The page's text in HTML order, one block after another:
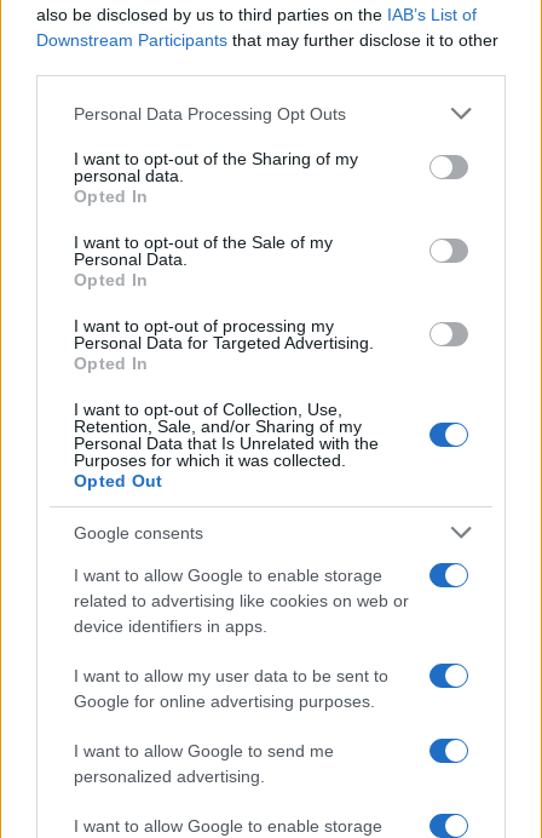
also be disclosed by us to third parties on the IAB’s List of
Downstream Participants that may further disclose it to other
Please note that this website/app uses one or more Google
not limited to your visit or usage behaviour. You may click to
grant or deny consent to Google and its third-party tags to
use your data for below specified purposes in below Google
consent section.
Personal Data Processing Opt Outs
I want to opt-out of the Sharing of my
personal data.
Opted In
I want to opt-out of the Sale of my
Personal Data.
Opted In
I want to opt-out of processing my
Personal Data for Targeted Advertising.
Opted In
I want to opt-out of Collection, Use,
Retention, Sale, and/or Sharing of my
Personal Data that Is Unrelated with the
Purposes for which it was collected.
Opted Out
Google consents
I want to allow Google to enable storage
related to advertising like cookies on web or
device identifiers in apps.
I want to allow my user data to be sent to
Google for online advertising purposes.
I want to allow Google to send me
personalized advertising.
I want to allow Google to enable storage
AiAdhubMedia
Continua a leggere